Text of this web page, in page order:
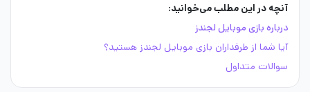
آنچه در این مطلب می‌خوانید:
درباره بازی موبایل لجندز
آیا شما از طرفداران بازی موبایل لجندز هستید؟
سوالات متداول